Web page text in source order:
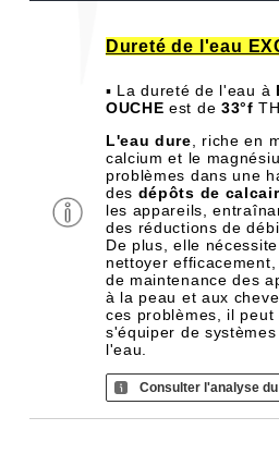
Dureté de l'eau
▪ La dureté de l'eau à
OUCHE est de 33°f TH.
L'eau dure , riche en
calcium et le
problèmes dans une
des dépôts de
les appareils,
des réductions de
De plus, elle
nettoyer
de maintenance des
à la peau et aux
ces problèmes, il
s'équiper de
l'eau.
Consulter l'analyse